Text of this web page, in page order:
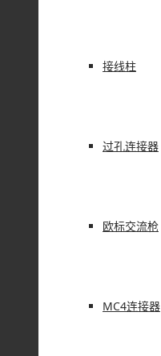
接线柱
过孔连接器
欧标交流枪
MC4连接器